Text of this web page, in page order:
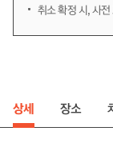
취소 확정 시, 사
상세 장소